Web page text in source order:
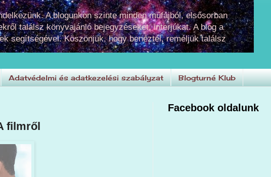
A blogunkon szinte minden műfajból, elsősorban
találsz könyvajánló bejegyzéseket, interjúkat. A blog a
segítségével. Köszönjük, hogy benéztél, reméljük találsz
Adatvédelmi és adatkezelési szabályzat Blogturné Klub
filmről
Facebook oldalunk